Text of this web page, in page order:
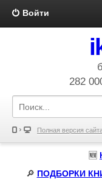
Войти
282
Полная версия
🆕
🔎 ПОДБОРКИ